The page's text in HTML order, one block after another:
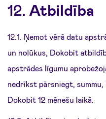
12. Atbildība
12.1. Ņemot vērā datu
un nolūkus, Dokobit
apstrādes līgumu
nedrīkst pārsniegt,
Dokobit 12 mēnešu laikā.